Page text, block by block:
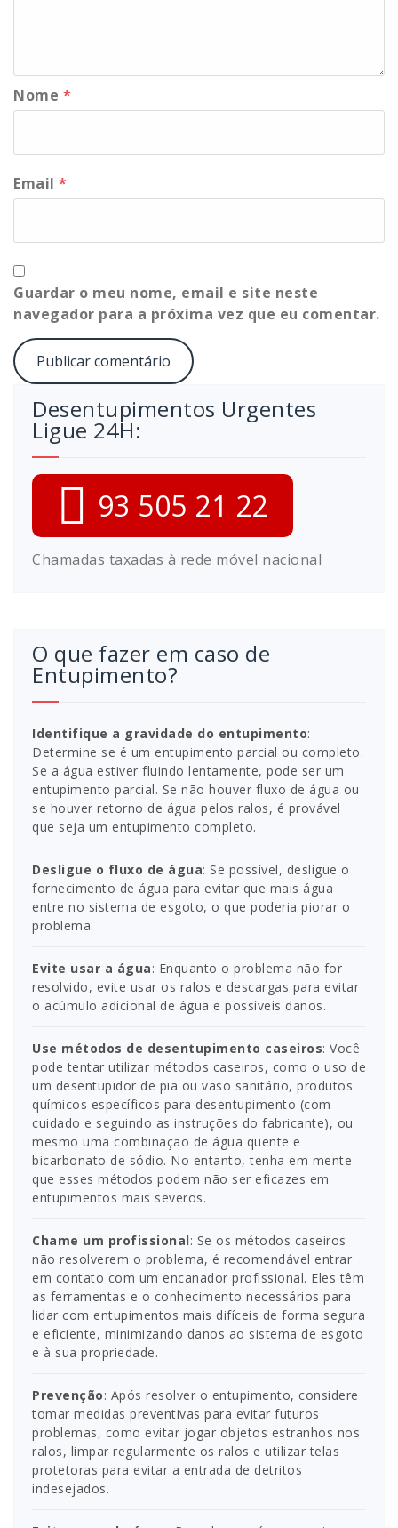
Nome *
Email *
Guardar o meu nome, email e site neste
navegador para a próxima vez que eu comentar.
Desentupimentos Urgentes
Ligue 24H:
93 505 21 22
Chamadas taxadas à rede móvel nacional
O que fazer em caso de
Entupimento?
Identifique a gravidade do entupimento:
Determine se é um entupimento parcial ou completo.
Se a água estiver fluindo lentamente, pode ser um
entupimento parcial. Se não houver fluxo de água ou
se houver retorno de água pelos ralos, é provável
que seja um entupimento completo.
Desligue o fluxo de água: Se possível, desligue o
fornecimento de água para evitar que mais água
entre no sistema de esgoto, o que poderia piorar o
problema.
Evite usar a água: Enquanto o problema não for
resolvido, evite usar os ralos e descargas para evitar
o acúmulo adicional de água e possíveis danos.
Use métodos de desentupimento caseiros: Você
pode tentar utilizar métodos caseiros, como o uso de
um desentupidor de pia ou vaso sanitário, produtos
químicos específicos para desentupimento (com
cuidado e seguindo as instruções do fabricante), ou
mesmo uma combinação de água quente e
bicarbonato de sódio. No entanto, tenha em mente
que esses métodos podem não ser eficazes em
entupimentos mais severos.
Chame um profissional: Se os métodos caseiros
não resolverem o problema, é recomendável entrar
em contato com um encanador profissional. Eles têm
as ferramentas e o conhecimento necessários para
lidar com entupimentos mais difíceis de forma segura
e eficiente, minimizando danos ao sistema de esgoto
e à sua propriedade.
Prevenção: Após resolver o entupimento, considere
tomar medidas preventivas para evitar futuros
problemas, como evitar jogar objetos estranhos nos
ralos, limpar regularmente os ralos e utilizar telas
protetoras para evitar a entrada de detritos
indesejados.